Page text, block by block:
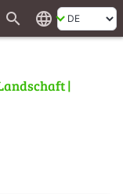
search language
|